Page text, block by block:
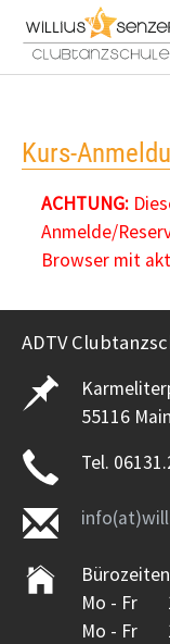
Zum Hauptinhalt
Kurs-
ACHTUNG:
Anmelde/
Browser mit
ADTV
55116
Tel.
Mo - Fr
Mo - Fr